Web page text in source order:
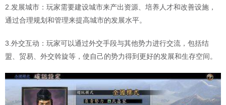
2.发展城市：玩家需要建设城市来产出资源、培养人才和改善设施，
通过合理规划和管理来提高城市的发展水平。
3.外交互动：玩家可以通过外交手段与其他势力进行交流，包括结
盟、贸易、外交斡旋等，使自己的势力得到更好的发展和生存空间。